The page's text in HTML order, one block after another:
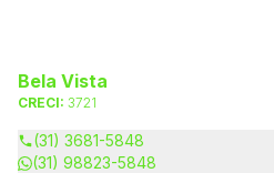
Bela Vista
CRECI: 3721
(31) 3681-5848
(31) 98823-5848